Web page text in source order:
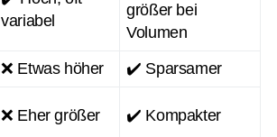
variabel
größer bei
Volumen
❌ Etwas höher
✔️ Sparsamer
❌ Eher größer ✔️ Kompakter